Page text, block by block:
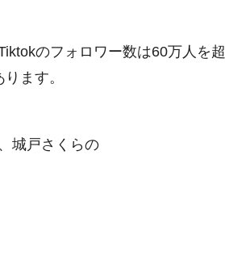
のフォロワー数は60万人を
ます。
城戸さくらの